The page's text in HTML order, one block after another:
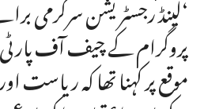
پروگرام کے چیف آف
موقع پر کہنا تھا کہ